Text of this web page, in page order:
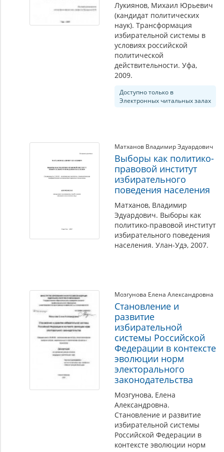
Лукиянов, Михаил Юрьевич
(кандидат политических
наук). Трансформация
избирательной системы в
условиях российской
политической
действительности. Уфа,
2009.
Доступно только в
Электронных читальных залах
Матханов Владимир Эдуардович
Выборы как политико-
правовой институт
избирательного
поведения населения
Матханов, Владимир
Эдуардович. Выборы как
политико-правовой институт
избирательного поведения
населения. Улан-Удэ, 2007.
Мозгунова Елена Александровна
Становление и
развитие
избирательной
системы Российской
Федерации в контексте
эволюции норм
электорального
законодательства
Мозгунова, Елена
Александровна.
Становление и развитие
избирательной системы
Российской Федерации в
контексте эволюции норм